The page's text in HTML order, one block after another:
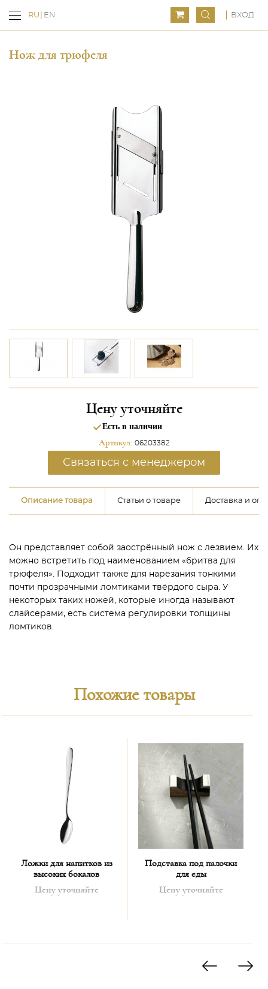
RU EN ВХОД
Нож для трюфеля
Цену уточняйте
Есть в наличии
Артикул: 06203382
Связаться с менеджером
Описание товара Статьи о товаре Доставка и
Он представляет собой заострённый нож с лезвием. Их
можно встретить под наименованием «бритва для
трюфеля». Подходит также для нарезания тонкими
почти прозрачными ломтиками твёрдого сыра. У
некоторых таких ножей, которые иногда называют
слайсерами, есть система регулировки толщины
ломтиков.
Похожие товары
Ложки для напитков из
высоких бокалов
Цену уточняйте
Подставка под палочки
для еды
Цену уточняйте